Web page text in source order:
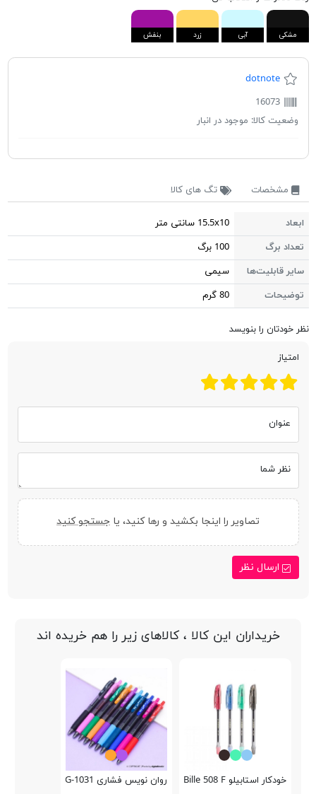
مشکی آبی زرد بنفش
dotnote
16073
وضعیت کالا: موجود در انبار
مشخصات تگ های کالا
ابعاد
15.5x10 سانتی متر
تعداد برگ
100 برگ
سایر قابلیت‌ها
سیمی
توضیحات
80 گرم
نظر خودتان را بنویسد
امتیاز
عنوان
نظر شما
تصاویر را اینجا بکشید و رها کنید، یا جستجو کنید
ارسال نظر
خریداران این کالا ، کالاهای زیر را هم خریده اند
خودکار استابیلو Bille 508 F روان نویس فشاری King 0.7mm G-1031